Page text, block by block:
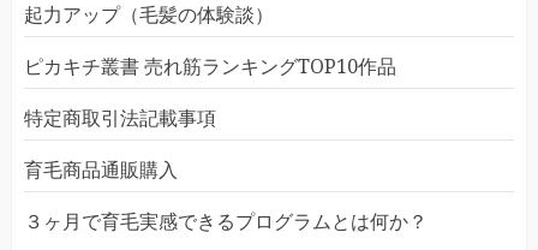
起力アップ（毛髪の体験談）
ピカキチ叢書 売れ筋ランキングTOP10作品
特定商取引法記載事項
育毛商品通販購入
３ヶ月で育毛実感できるプログラムとは何か？